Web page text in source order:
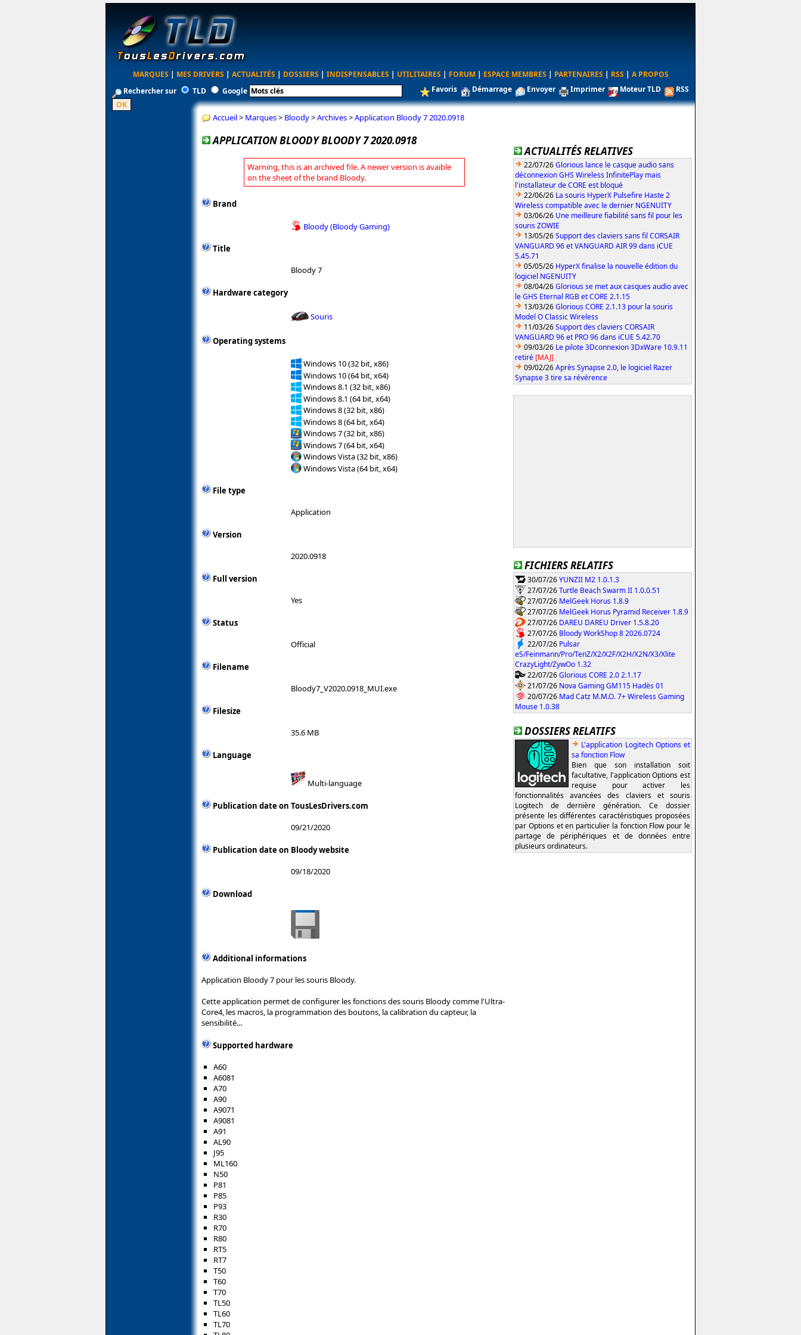
MARQUES | MES DRIVERS | ACTUALITÉS | DOSSIERS | INDISPENSABLES | UTILITAIRES | FORUM | ESPACE MEMBRES | PARTENAIRES | RSS | A PROPOS
Rechercher sur
TLD Google Favoris Démarrage Envoyer Imprimer Moteur TLD RSS
Accueil> Marques> Bloody>Archives>Application Bloody 7 2020.0918
APPLICATION BLOODY BLOODY 7 2020.0918
Warning, this is an archived file. A newer version is avaible
on the sheet of the brand Bloody.
Brand
Bloody (Bloody Gaming)
Title
Bloody 7
Hardware category
Souris
Operating systems
Windows 10 (32 bit, x86)
Windows 10 (64 bit, x64)
Windows 8.1 (32 bit, x86)
Windows 8.1 (64 bit, x64)
Windows 8 (32 bit, x86)
Windows 8 (64 bit, x64)
Windows 7 (32 bit, x86)
Windows 7 (64 bit, x64)
Windows Vista (32 bit, x86)
Windows Vista (64 bit, x64)
File type
Application
Version
2020.0918
Full version
Yes
Status
Official
Filename
Bloody7_V2020.0918_MUI.exe
Filesize
35.6 MB
Language
Multi-language
Publication date on TousLesDrivers.com
09/21/2020
Publication date on Bloody website
09/18/2020
Download
Additional informations
Application Bloody 7 pour les souris Bloody.
Cette application permet de configurer les fonctions des souris Bloody comme l'Ultra-
Core4, les macros, la programmation des boutons, la calibration du capteur, la
sensibilité...
Supported hardware
A60
A6081
A70
A90
A9071
A9081
A91
AL90
J95
ML160
N50
P81
P85
P93
R30
R70
R80
RT5
RT7
T50
T60
T70
TL50
TL60
TL70
ACTUALITÉS RELATIVES
22/07/26Glorious lance le casque audio sans
déconnexion GHS Wireless InfinitePlay mais
l'installateur de CORE est bloqué
22/06/26 La souris HyperX Pulsefire Haste 2
Wireless compatible avec le dernier NGENUITY
03/06/26 Une meilleure fiabilité sans fil pour les
souris ZOWIE
13/05/26Support des claviers sans fil CORSAIR
VANGUARD 96 et VANGUARD AIR 99 dans iCUE
5.45.71
05/05/26 HyperX finalise la nouvelle édition du
logiciel NGENUITY
08/04/26Glorious se met aux casques audio avec
le GHS Eternal RGB et CORE 2.1.15
13/03/26Glorious CORE 2.1.13 pour la souris
Model O Classic Wireless
11/03/26Support des claviers CORSAIR
VANGUARD 96 et PRO 96 dans iCUE 5.42.70
09/03/26 Le pilote 3Dconnexion 3DxWare 10.9.11
retiré [MAJ]
09/02/26Après Synapse 2.0, le logiciel Razer
Synapse 3 tire sa révérence
FICHIERS RELATIFS
30/07/26YUNZII M2 1.0.1.3
27/07/26Turtle Beach Swarm II 1.0.0.51
27/07/26 MelGeek Horus 1.8.9
27/07/26 MelGeek Horus Pyramid Receiver 1.8.9
27/07/26 DAREU DAREU Driver 1.5.8.20
27/07/26 Bloody WorkShop 8 2026.0724
22/07/26 Pulsar
eS/Feinmann/Pro/TenZ/X2/X2F/X2H/X2N/X3/Xlite
CrazyLight/ZywOo 1.32
22/07/26Glorious CORE 2.0 2.1.17
21/07/26 Nova Gaming GM115 Hadès 01
20/07/26 Mad Catz M.M.O. 7+ Wireless Gaming
Mouse 1.0.38
DOSSIERS RELATIFS
L'application Logitech Options et
sa fonction Flow
Bien que son installation soit
facultative, l'application Options est
requise pour activer les
fonctionnalités avancées des claviers et souris
Logitech de dernière génération. Ce dossier
présente les différentes caractéristiques proposées
par Options et en particulier la fonction Flow pour le
partage de périphériques et de données entre
plusieurs ordinateurs.